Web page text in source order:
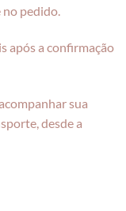
no pedido.
após a confirmação
sua
desde a